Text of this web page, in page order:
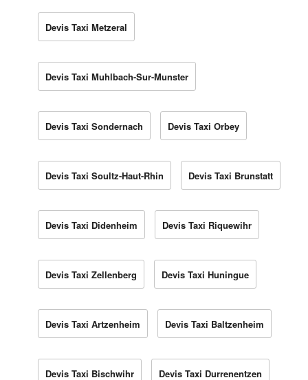
Devis Taxi Metzeral
Devis Taxi Muhlbach-Sur-Munster
Devis Taxi Sondernach Devis Taxi Orbey
Devis Taxi Soultz-Haut-Rhin Devis Taxi Brunstatt
Devis Taxi Didenheim Devis Taxi Riquewihr
Devis Taxi Zellenberg Devis Taxi Huningue
Devis Taxi Artzenheim Devis Taxi Baltzenheim
Devis Taxi Bischwihr Devis Taxi Durrenentzen